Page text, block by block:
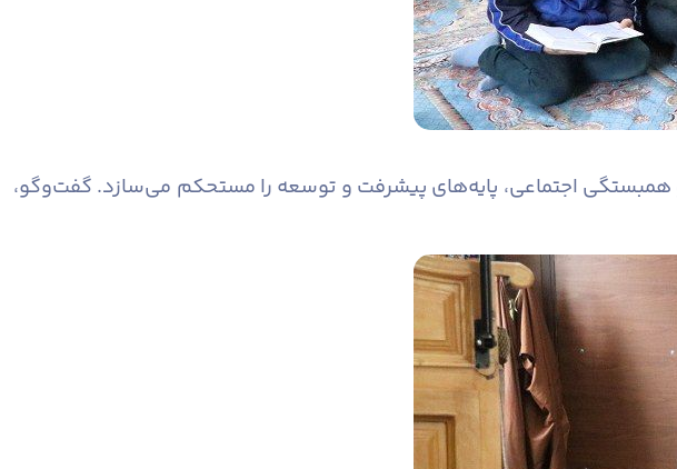
اجتماعی، پایه‌های پیشرفت و توسعه را مستحکم می‌سازد. گفت‌وگو،